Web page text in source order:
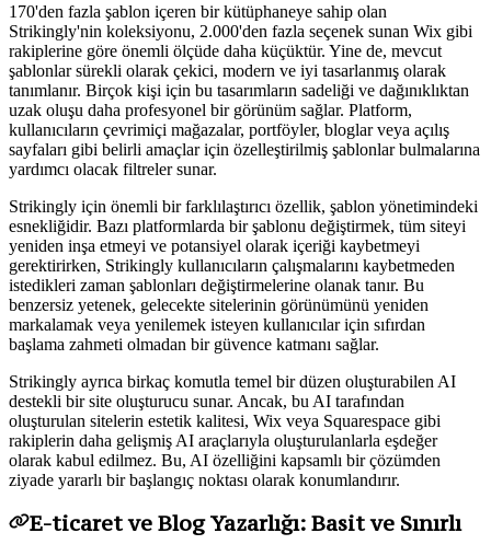
170'den fazla şablon içeren bir kütüphaneye sahip olan
Strikingly'nin koleksiyonu, 2.000'den fazla seçenek sunan Wix gibi
rakiplerine göre önemli ölçüde daha küçüktür. Yine de, mevcut
şablonlar sürekli olarak çekici, modern ve iyi tasarlanmış olarak
tanımlanır. Birçok kişi için bu tasarımların sadeliği ve dağınıklıktan
uzak oluşu daha profesyonel bir görünüm sağlar. Platform,
kullanıcıların çevrimiçi mağazalar, portföyler, bloglar veya açılış
sayfaları gibi belirli amaçlar için özelleştirilmiş şablonlar bulmalarına
yardımcı olacak filtreler sunar.
Strikingly için önemli bir farklılaştırıcı özellik, şablon yönetimindeki
esnekliğidir. Bazı platformlarda bir şablonu değiştirmek, tüm siteyi
yeniden inşa etmeyi ve potansiyel olarak içeriği kaybetmeyi
gerektirirken, Strikingly kullanıcıların çalışmalarını kaybetmeden
istedikleri zaman şablonları değiştirmelerine olanak tanır. Bu
benzersiz yetenek, gelecekte sitelerinin görünümünü yeniden
markalamak veya yenilemek isteyen kullanıcılar için sıfırdan
başlama zahmeti olmadan bir güvence katmanı sağlar.
Strikingly ayrıca birkaç komutla temel bir düzen oluşturabilen AI
destekli bir site oluşturucu sunar. Ancak, bu AI tarafından
oluşturulan sitelerin estetik kalitesi, Wix veya Squarespace gibi
rakiplerin daha gelişmiş AI araçlarıyla oluşturulanlarla eşdeğer
olarak kabul edilmez. Bu, AI özelliğini kapsamlı bir çözümden
ziyade yararlı bir başlangıç noktası olarak konumlandırır.
E-ticaret ve Blog Yazarlığı: Basit ve Sınırlı